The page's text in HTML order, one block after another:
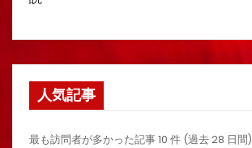
人気記事
最も訪問者が多かった記事 10 件 (過去 28 日間)